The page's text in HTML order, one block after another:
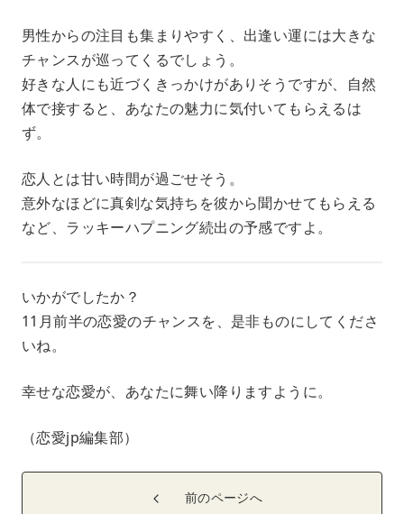
男性からの注目も集まりやすく、出逢い運には大きな
チャンスが巡ってくるでしょう。
好きな人にも近づくきっかけがありそうですが、自然
体で接すると、あなたの魅力に気付いてもらえるは
ず。
恋人とは甘い時間が過ごせそう。
意外なほどに真剣な気持ちを彼から聞かせてもらえる
など、ラッキーハプニング続出の予感ですよ。
いかがでしたか？
11月前半の恋愛のチャンスを、是非ものにしてくださ
いね。
幸せな恋愛が、あなたに舞い降りますように。
（恋愛jp編集部）
前のページへ